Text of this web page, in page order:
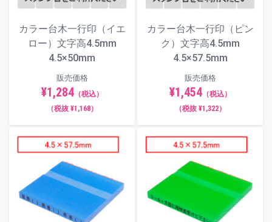
カラー台木一行印（イエ
ロー）文字高4.5mm
4.5×50mm
販売価格
¥1,284（税込）
（税抜 ¥1,168）
カラー台木一行印（ピン
ク）文字高4.5mm
4.5×57.5mm
販売価格
¥1,454（税込）
（税抜 ¥1,322）